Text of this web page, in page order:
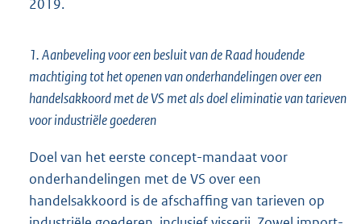
2019.
1. Aanbeveling voor een besluit van de Raad houdende
machtiging tot het openen van onderhandelingen over een
handelsakkoord met de VS met als doel eliminatie van tarieven
voor industriële goederen
Doel van het eerste concept-mandaat voor
onderhandelingen met de VS over een
handelsakkoord is de afschaffing van tarieven op